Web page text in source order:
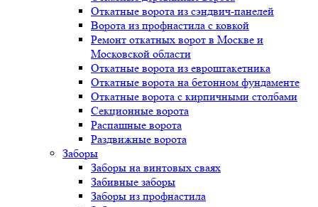
Откатные ворота из сэндвич-панелей
Ворота из профнастила с ковкой
Ремонт откатных ворот в Москве и
Московской области
Откатные ворота из евроштакетника
Откатные ворота на бетонном фундаменте
Откатные ворота с кирпичными столбами
Секционные ворота
Распашные ворота
Раздвижные ворота
Заборы
Заборы на винтовых сваях
Забивные заборы
Заборы из профнастила